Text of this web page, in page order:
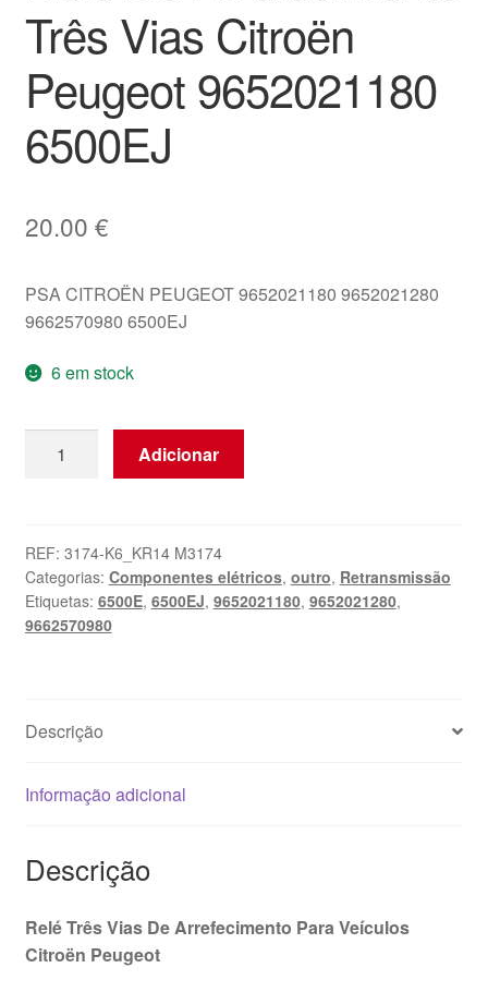
Transporte
Três Vias Citroën
Peugeot 9652021180
6500EJ
20.00 €
PSA CITROËN PEUGEOT 9652021180 9652021280
9662570980 6500EJ
6 em stock
Arrefecimento
Três
Vias
Citroën
Adicionar
REF: 3174-K6_KR14 M3174
Categorias: Componentes elétricos, outro, Retransmissão
Etiquetas: 6500E, 6500EJ, 9652021180, 9652021280,
9662570980
Descrição
Informação adicional
Descrição
Relé Três Vias De Arrefecimento Para Veículos
Citroën Peugeot